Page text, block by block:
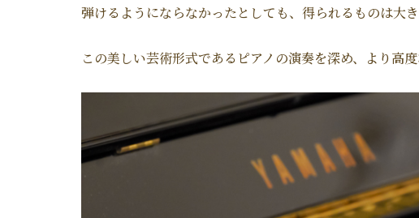
弾けるようにならなかったとしても、得られるものは大き
この美しい芸術形式であるピアノの演奏を深め、より高